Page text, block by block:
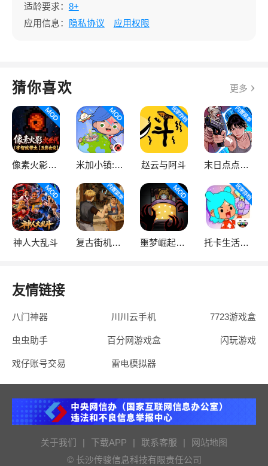
适龄要求： 8+
应用信息：
隐私协议 应用权限
猜你喜欢 更多
像素火影次世代 米加小镇:世界 赵云与阿斗 末日点点（辅助菜单）
神人大乱斗 复古街机大亨 噩梦崛起：生存 托卡生活：世界
友情链接
八门神器 川川云手机 7723游戏盒
虫虫助手 百分网游戏盒 闪玩游戏
戏仔账号交易 雷电模拟器
关于我们 | 下载APP | 联系客服 |
网站地图
© 长沙传骏信息科技有限责任公司